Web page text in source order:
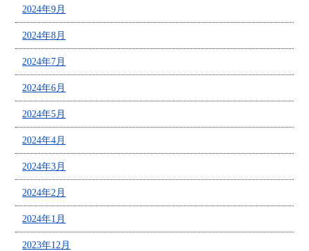
2024年9月
2024年8月
2024年7月
2024年6月
2024年5月
2024年4月
2024年3月
2024年2月
2024年1月
2023年12月